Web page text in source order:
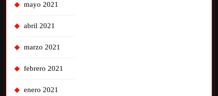
mayo 2021
abril 2021
marzo 2021
febrero 2021
enero 2021